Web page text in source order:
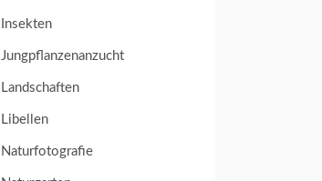
Insekten
Jungpflanzenanzucht
Landschaften
Libellen
Naturfotografie